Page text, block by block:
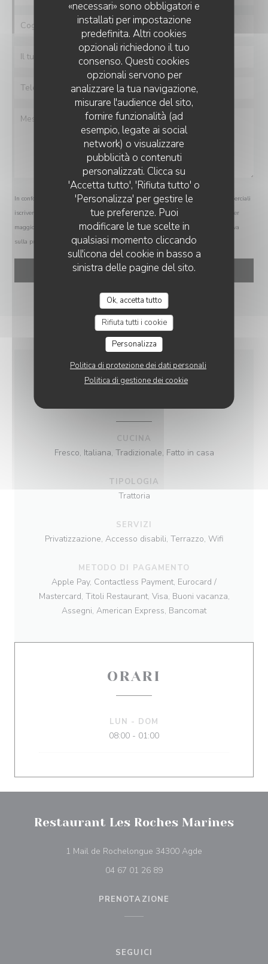
«necessari» sono obbligatori e
installati per impostazione
predefinita. Altri cookies
opzionali richiedono il tuo
consenso. Questi cookies
opzionali servono per
analizzare la tua navigazione,
misurare l'audience del sito,
fornire funzionalità (ad
esempio, legate ai social
network) o visualizzare
pubblicità o contenuti
personalizzati. Clicca su
'Accetta tutto', 'Rifiuta tutto' o
'Personalizza' per gestire le
tue preferenze. Puoi
modificare le tue scelte in
qualsiasi momento cliccando
sull'icona del cookie in basso a
sinistra delle pagine del sito.
Ok, accetta tutto
Rifiuta tutti i cookie
Personalizza
Politica di protezione dei dati personali
Politica di gestione dei cookie
In conformità al Codice del Consumo, hai il diritto di opporti alle chiamate commerciali
iscrivendoti al Registro Pubblico delle Opposizioni: registrodelleopposizioni.it
. Per
maggiori informazioni sul trattamento dei tuoi dati, consulta la nostra
informativa
sulla privacy
INFORMAZIONI
CUCINA
Fresco, Italiana, Tradizionale, Fatto in casa
TIPOLOGIA
Trattoria
SERVIZI
Privatizzazione, Accesso disabili, Terrazzo, Wifi
METODO DI PAGAMENTO
Apple Pay, Contactless Payment, Eurocard /
Mastercard, Titoli Restaurant, Visa, Buoni vacanza,
Assegni, American Express, Bancomat
ORARI
LUN - DOM
08:00 - 01:00
Restaurant Les Roches Marines
1 Mail de Rochelongue 34300 Agde
04 67 01 26 89
PRENOTAZIONE
SEGUICI
RESTAURANT LES ROCHES MARINES